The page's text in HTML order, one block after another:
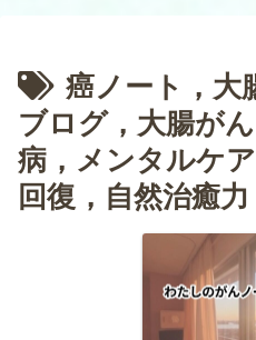
癌ノート，大
ブログ，大腸が
病，メンタルケ
回復，自然治癒力